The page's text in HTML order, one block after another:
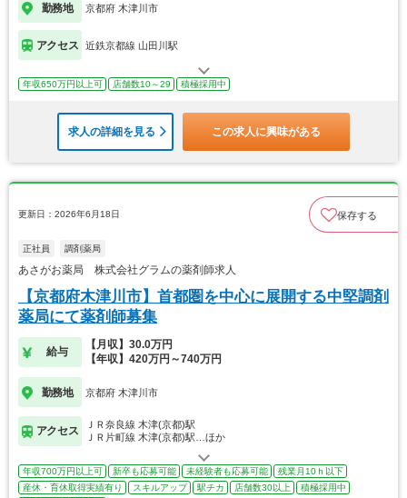
勤務地 京都府 木津川市
アクセス 近鉄京都線 山田川駅
年収650万円以上可 店舗数10～29 積極採用中
求人の詳細を見る この求人に興味がある
更新日：2026年6月18日 保存する
正社員 調剤薬局
あさがお薬局 株式会社グラムの薬剤師求人
【京都府木津川市】首都圏を中心に展開する中堅調剤
薬局にて薬剤師募集
給与
【月収】30.0万円
【年収】420万円～740万円
勤務地 京都府 木津川市
アクセス
ＪＲ奈良線 木津(京都)駅
ＪＲ片町線 木津(京都)駅…ほか
年収700万円以上可 新卒も応募可能 未経験者も応募可能
残業月10ｈ以下
産休・育休取得実績有り
スキルアップ 駅チカ 店舗数30以上
積極採用中